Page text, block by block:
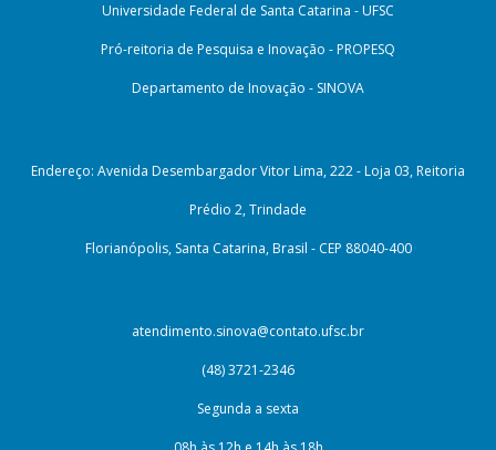
Universidade Federal de Santa Catarina - UFSC
Pró-reitoria de Pesquisa e Inovação - PROPESQ
Departamento de Inovação - SINOVA
Endereço: Avenida Desembargador Vitor Lima, 222 - Loja 03, Reitoria
Prédio 2, Trindade
Florianópolis, Santa Catarina, Brasil - CEP 88040-400
atendimento.sinova@contato.ufsc.br
(48) 3721-2346
Segunda a sexta